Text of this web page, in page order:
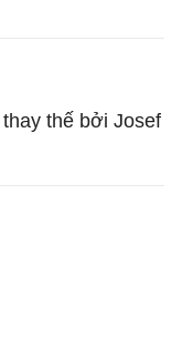
thế bởi Josef